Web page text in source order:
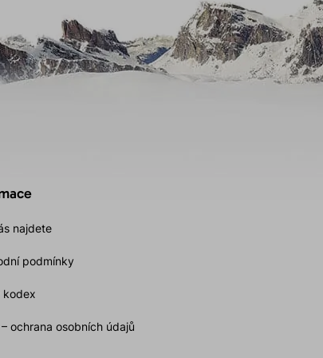
najdete
podmínky
kodex
– ochrana osobních údajů